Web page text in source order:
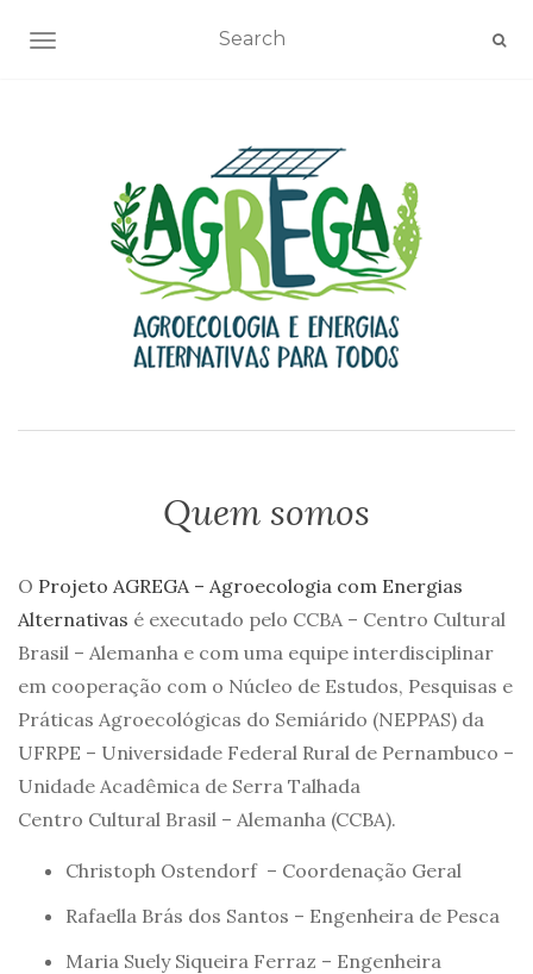
TOGGLE NAVIGATION
Quem somos
O Projeto AGREGA – Agroecologia com Energias
Alternativas é executado pelo CCBA – Centro Cultural
Brasil – Alemanha e com uma equipe interdisciplinar
em cooperação com o Núcleo de Estudos, Pesquisas e
Práticas Agroecológicas do Semiárido (NEPPAS) da
UFRPE – Universidade Federal Rural de Pernambuco –
Unidade Acadêmica de Serra Talhada
Centro Cultural Brasil – Alemanha (CCBA).
Christoph Ostendorf – Coordenação Geral
Rafaella Brás dos Santos – Engenheira de Pesca
Maria Suely Siqueira Ferraz – Engenheira